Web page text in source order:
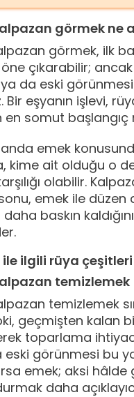
görmek ne
görmek, ilk
çıkarabilir;
da eski
Bir eşyanın işlevi,
en somut başlangıç
emek
kime ait olduğu o
olabilir.
emek ile düzen
baskın
ilgili rüya çeşitleri
temizlemek
temizlemek
geçmişten kalan
toparlama
eski görünmesi bu
emek; aksi hâlde
daha